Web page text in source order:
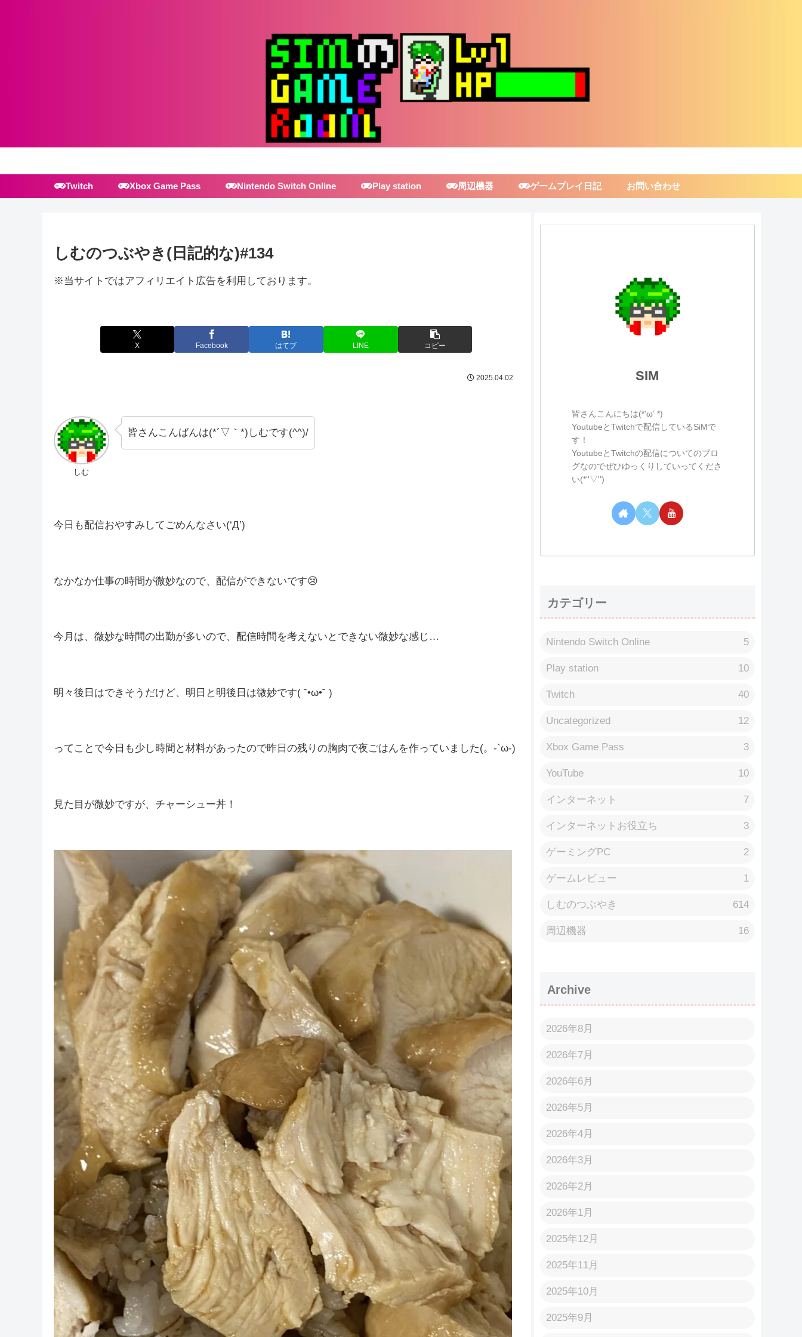
Twitch Xbox Game Pass Nintendo Switch Online Play station 周辺機器 ゲームプレイ日記 お問い合わせ
しむのつぶやき(日記的な)#134
※当サイトではアフィリエイト広告を利用しております。
X Facebook はてブ LINE コピー
2025.04.02
しむ
皆さんこんばんは(*´▽｀*)しむです(^^)/
今日も配信おやすみしてごめんなさい(‘Д’)
なかなか仕事の時間が微妙なので、配信ができないです😢
今月は、微妙な時間の出勤が多いので、配信時間を考えないとできない微妙な感じ…
明々後日はできそうだけど、明日と明後日は微妙です( ˘•ω•˘ )
ってことで今日も少し時間と材料があったので昨日の残りの胸肉で夜ごはんを作っていました(。-`ω-)
見た目が微妙ですが、チャーシュー丼！
SIM
皆さんこんにちは(*‘ω‘ *)
YoutubeとTwitchで配信しているSiMで
す！
YoutubeとTwitchの配信についてのブロ
グなのでぜひゆっくりしていってくださ
い(*''▽'')
カテゴリー
Nintendo Switch Online 5
Play station 10
Twitch 40
Uncategorized 12
Xbox Game Pass 3
YouTube 10
インターネット 7
インターネットお役立ち 3
ゲーミングPC 2
ゲームレビュー 1
しむのつぶやき 614
周辺機器 16
Archive
2026年8月
2026年7月
2026年6月
2026年5月
2026年4月
2026年3月
2026年2月
2026年1月
2025年12月
2025年11月
2025年10月
2025年9月